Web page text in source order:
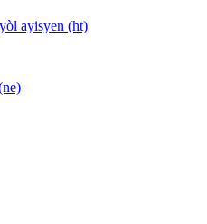
ayisyen (ht)